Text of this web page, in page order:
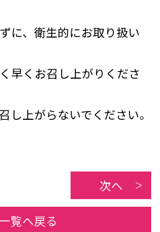
に、衛生的にお取り扱い
早くお召し上がりくださ
上がらないでください。
次へ
一覧へ戻る